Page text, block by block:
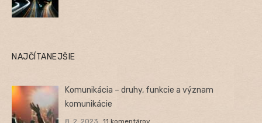
NAJČÍTANEJŠIE
Komunikácia – druhy, funkcie a význam
komunikácie
8. 2. 2023 11 komentárov